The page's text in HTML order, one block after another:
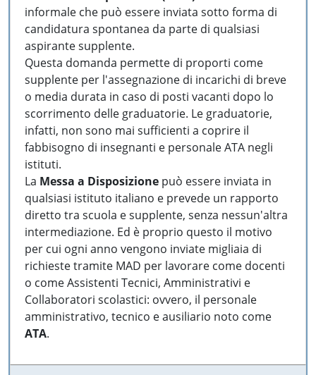
informale che può essere inviata sotto forma di
candidatura spontanea da parte di qualsiasi
aspirante supplente.
Questa domanda permette di proporti come
supplente per l'assegnazione di incarichi di breve
o media durata in caso di posti vacanti dopo lo
scorrimento delle graduatorie. Le graduatorie,
infatti, non sono mai sufficienti a coprire il
fabbisogno di insegnanti e personale ATA negli
istituti.
La Messa a Disposizione può essere inviata in
qualsiasi istituto italiano e prevede un rapporto
diretto tra scuola e supplente, senza nessun'altra
intermediazione. Ed è proprio questo il motivo
per cui ogni anno vengono inviate migliaia di
richieste tramite MAD per lavorare come docenti
o come Assistenti Tecnici, Amministrativi e
Collaboratori scolastici: ovvero, il personale
amministrativo, tecnico e ausiliario noto come
ATA.